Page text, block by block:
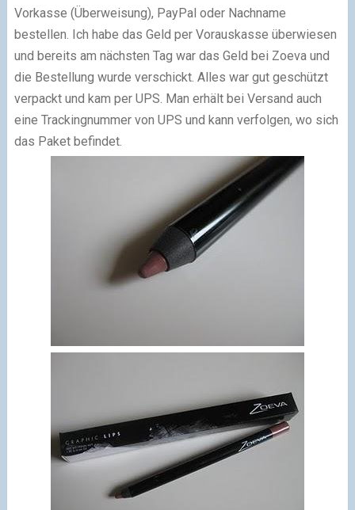
Vorkasse (Überweisung), PayPal oder Nachname
bestellen. Ich habe das Geld per Vorauskasse überwiesen
und bereits am nächsten Tag war das Geld bei Zoeva und
die Bestellung wurde verschickt. Alles war gut geschützt
verpackt und kam per UPS. Man erhält bei Versand auch
eine Trackingnummer von UPS und kann verfolgen, wo sich
das Paket befindet.